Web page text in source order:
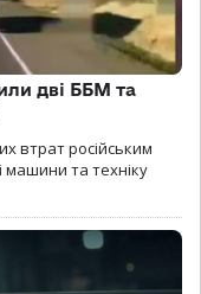
дві ББМ та
втрат російським
та техніку